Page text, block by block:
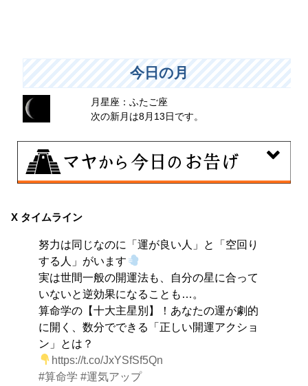
今日の月
月星座：ふたご座
次の新月は8月13日です。
大きくエネルギーを放出する日。日々の活力をため込ん
X タイムライン
努力は同じなのに「運が良い人」と「空回り
する人」がいます
実は世間一般の開運法も、自分の星に合って
いないと逆効果になることも…。
算命学の【十大主星別】！あなたの運が劇的
に開く、数分でできる「正しい開運アクショ
ン」とは？
https://t.co/JxYSfSf5Qn
#算命学 #運気アップ